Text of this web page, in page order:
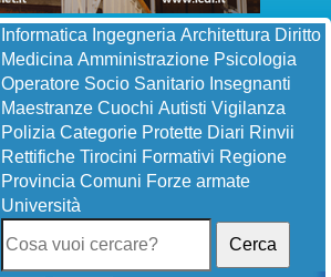
Informatica Ingegneria Architettura Diritto
Medicina Amministrazione Psicologia
Operatore Socio Sanitario Insegnanti
Maestranze Cuochi Autisti Vigilanza
Polizia Categorie Protette Diari Rinvii
Rettifiche Tirocini Formativi Regione
Provincia Comuni Forze armate
Università
Cerca